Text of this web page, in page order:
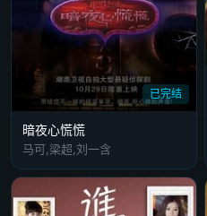
已完结
暗夜心慌慌
马可,梁超,刘一含